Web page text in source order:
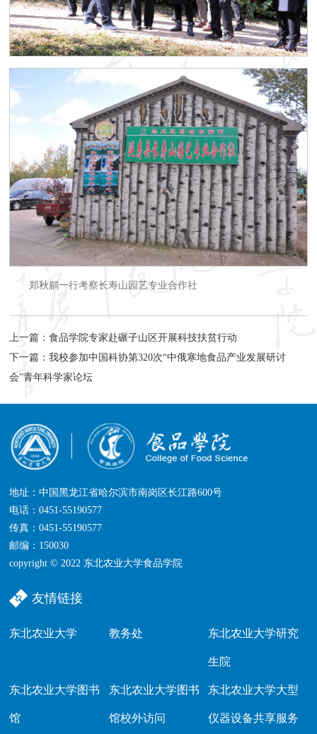
郑秋鹛一行考察长寿山园艺专业合作社
上一篇：食品学院专家赴碾子山区开展科技扶贫行动
下一篇：我校参加中国科协第320次“中俄寒地食品产业发展研讨
会”青年科学家论坛
地址：中国黑龙江省哈尔滨市南岗区长江路600号
电话：0451-55190577
传真：0451-55190577
邮编：150030
copyright © 2022 东北农业大学食品学院
友情链接
东北农业大学 教务处 东北农业大学研究
生院
东北农业大学图书
馆
东北农业大学图书
馆校外访问
东北农业大学大型
仪器设备共享服务